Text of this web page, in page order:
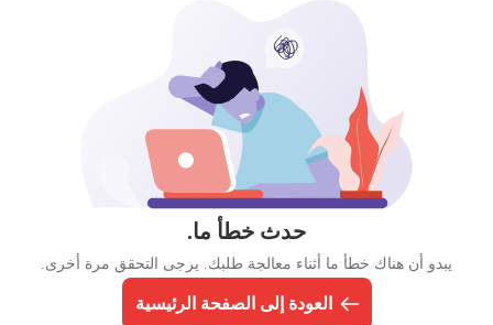
حدث خطأ ما.
يبدو أن هناك خطأ ما أثناء معالجة طلبك. يرجى التحقق مرة أخرى.
العودة إلى الصفحة الرئيسية